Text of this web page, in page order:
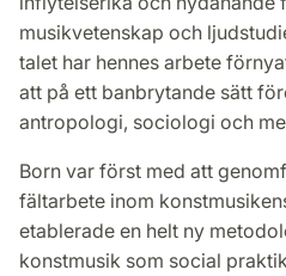
musikvetenskap och
talet har hennes arbete
att på ett banbrytande sätt
antropologi, sociologi och
Born var först med att
fältarbete inom
etablerade en helt ny
konstmusik som social